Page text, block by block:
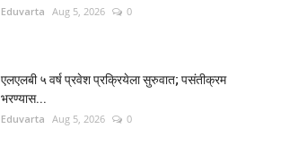
Eduvarta Aug 5, 2026 0
एलएलबी ५ वर्ष प्रवेश प्रक्रियेला सुरुवात; पसंतीक्रम
भरण्यास...
Eduvarta Aug 5, 2026 0